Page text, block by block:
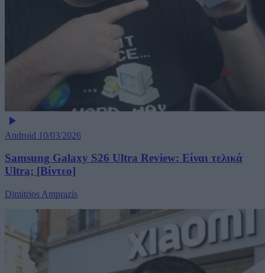
Android 10/03/2026
Samsung Galaxy S26 Ultra Review: Είναι τελικά
Ultra; [Βίντεο]
Dimitrios Amprazis